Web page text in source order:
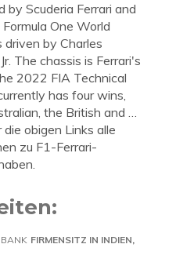
by Scuderia Ferrari and
One World
driven by Charles
The chassis is Ferrari's
2022 FIA Technical
has four wins,
the British and …
obigen Links alle
zu F1-Ferrari-
BANK FIRMENSITZ IN INDIEN